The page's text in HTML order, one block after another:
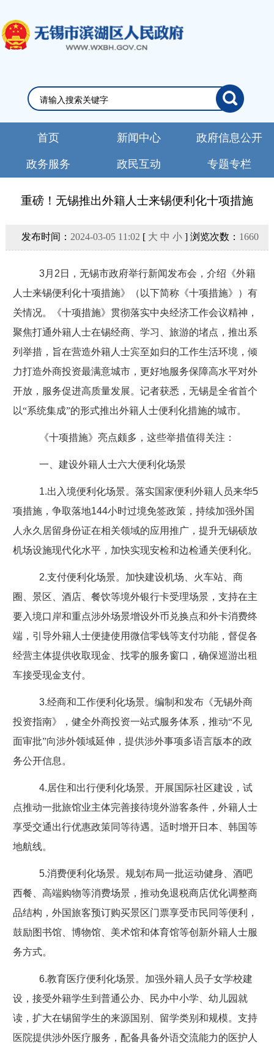
首页 新闻中心 政府信息公开
政务服务 政民互动 专题专栏
重磅！无锡推出外籍人士来锡便利化十项措施
发布时间： 2024-03-05 11:02 [ 大 中 小] 浏览次数： 1660
3月 2 日，无锡市政府举行新闻发布会，介绍《外籍
人士来锡便利化十项措施》（以下简称《十项措施》）有
关情况。《十项措施》贯彻落实中央经济工作会议精神，
聚焦打通外籍人士在锡经商、学习、旅游的堵点，推出系
列举措，旨在营造外籍人士宾至如归的工作生活环境，倾
力打造外商投资最满意城市，更好地服务保障高水平对外
开放，服务促进高质量发展。记者获悉，无锡是全省首个
以“系统集成”的形式推出外籍人士便利化措施的城市。
《十项措施》亮点颇多，这些举措值得关注：
一、建设外籍人士六大便利化场景
1.出入境便利化场景。落实国家便利外籍人员来华5
项措施，争取落地144小时过境免签政策，持续加强外国
人永久居留身份证在相关领域的应用推广，提升无锡硕放
机场设施现代化水平，加快实现安检和边检通关便利化。
2.支付便利化场景。加快建设机场、火车站、商
圈、景区、酒店、餐饮等境外银行卡受理场景，支持在主
要入境口岸和重点涉外场景增设外币兑换点和外卡消费终
端，引导外籍人士便捷使用微信零钱等支付功能，督促各
经营主体提供收取现金、找零的服务窗口，确保巡游出租
车接受现金支付。
3.经商和工作便利化场景。编制和发布《无锡外商
投资指南》，健全外商投资一站式服务体系，推动“不见
面审批”向涉外领域延伸，提供涉外事项多语言版本的政
务公开信息。
4.居住和出行便利化场景。开展国际社区建设，试
点推动一批旅馆业主体完善接待境外游客条件，外籍人士
享受交通出行优惠政策同等待遇。适时增开日本、韩国等
地航线。
5.消费便利化场景。规划布局一批运动健身、酒吧
西餐、高端购物等消费场景，推动免退税商店优化调整商
品结构，外国旅客预订购买景区门票享受市民同等便利，
鼓励图书馆、博物馆、美术馆和体育馆等创新外籍人士服
务方式。
6.教育医疗便利化场景。加强外籍人员子女学校建
设，接受外籍学生到普通公办、民办中小学、幼儿园就
读，扩大在锡留学生的来源国别、留学类别和规模。支持
医院提供涉外医疗服务，配备具备外语交流能力的医护人